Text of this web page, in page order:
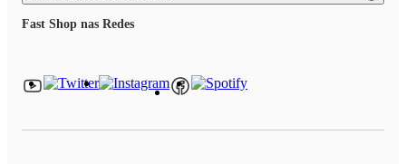
Itens inclusos
Fast Shop nas Redes